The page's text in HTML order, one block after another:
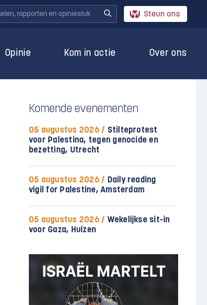
Steun ons
Opinie Kom in actie Over ons
Komende evenementen
05 augustus 2026 / Stilteprotest
voor Palestina, tegen genocide en
bezetting, Utrecht
05 augustus 2026 / Daily reading
vigil for Palestine, Amsterdam
05 augustus 2026 / Wekelijkse sit-in
voor Gaza, Huizen